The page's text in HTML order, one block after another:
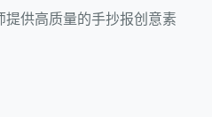
供高质量的手抄报创意素